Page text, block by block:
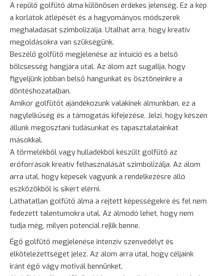
A repülő golfütő álma különösen érdekes jelenség. Ez a kép
a korlátok átlépését és a hagyományos módszerek
meghaladását szimbolizálja. Utalhat arra, hogy kreatív
megoldásokra van szükségünk.
Beszélő golfütő megjelenése az intuíció és a belső
bölcsesség hangjára utal. Az álom azt sugallja, hogy
figyeljünk jobban belső hangunkat és ösztöneinkre a
döntéshozatalban.
Amikor golfütőt ajándékozunk valakinek álmunkban, ez a
nagylelkűség és a támogatás kifejezése. Jelzi, hogy készen
állunk megosztani tudásunkat és tapasztalatainkat
másokkal.
A törmelékből vagy hulladékból készült golfütő az
erőforrások kreatív felhasználását szimbolizálja. Az álom
arra utal, hogy képesek vagyunk a rendelkezésre álló
eszközökből is sikert elérni.
Láthatatlan golfütő álma a rejtett képességekre és fel nem
fedezett talentumokra utal. Az álmodó lehet, hogy nem
tudja még, milyen potenciál rejlik benne.
Égő golfütő megjelenése intenzív szenvedélyt és
elkötelezettséget jelez. Az álom arra utal, hogy céljaink
iránt égő vágy motivál bennünket.